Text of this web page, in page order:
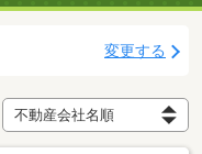
変更する